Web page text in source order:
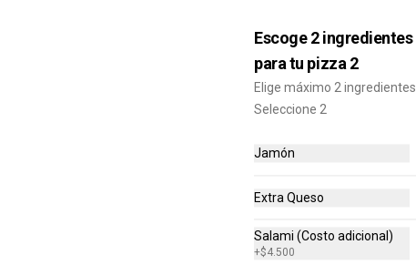
$52.100
Pizza Mediana + Alitas
Pizza mediana (6 porciones) 1
Escoge 2 ingredientes
para tu pizza 2
Elige máximo 2 ingredientes
Seleccione 2
Jamón
Extra Queso
Salami (Costo adicional)
+$4.500